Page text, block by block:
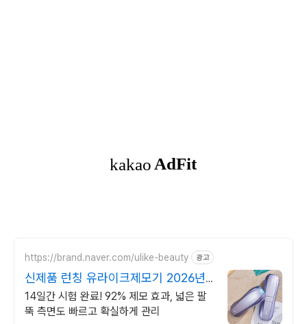
https://brand.naver.com/ulike-beauty 광고
신제품 런칭 유라이크제모기 2026년
신제품 런칭
14일간 시험 완료! 92% 제모 효과, 넓은 팔
뚝 측면도 빠르고 확실하게 관리